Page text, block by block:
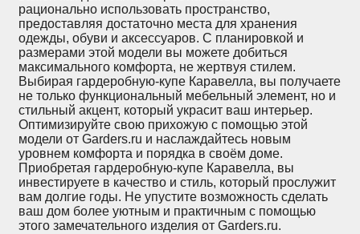
рационально использовать пространство,
предоставляя достаточно места для хранения
одежды, обуви и аксессуаров. С планировкой и
размерами этой модели вы можете добиться
максимального комфорта, не жертвуя стилем.
Выбирая гардеробную-купе Каравелла, вы получаете
не только функциональный мебельный элемент, но и
стильный акцент, который украсит ваш интерьер.
Оптимизируйте свою прихожую с помощью этой
модели от Garders.ru и наслаждайтесь новым
уровнем комфорта и порядка в своём доме.
Приобретая гардеробную-купе Каравелла, вы
инвестируете в качество и стиль, который прослужит
вам долгие годы. Не упустите возможность сделать
ваш дом более уютным и практичным с помощью
этого замечательного изделия от Garders.ru.